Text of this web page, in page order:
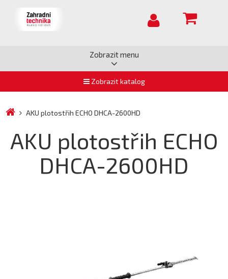
Zobrazit menu
Zobrazit katalog
AKU plotostřih ECHO DHCA-2600HD
AKU plotostřih ECHO
DHCA-2600HD